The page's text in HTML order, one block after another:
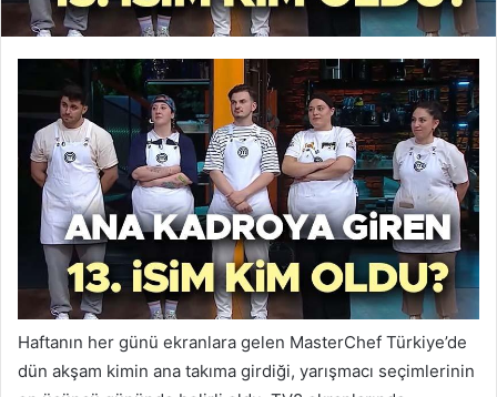
Haftanın her günü ekranlara gelen MasterChef Türkiye’de
dün akşam kimin ana takıma girdiği, yarışmacı seçimlerinin